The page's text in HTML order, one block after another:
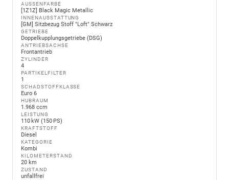
AUSSENFARBE
[1Z1Z] Black Magic Metallic
INNENAUSSTATTUNG
[GM] Sitzbezug Stoff "Loft" Schwarz
GETRIEBE
Doppelkupplungsgetriebe (DSG)
ANTRIEBSACHSE
Frontantrieb
ZYLINDER
4
PARTIKELFILTER
1
SCHADSTOFFKLASSE
Euro 6
HUBRAUM
1.968 ccm
LEISTUNG
110 kW (150 PS)
KRAFTSTOFF
Diesel
KATEGORIE
Kombi
KILOMETERSTAND
20 km
ZUSTAND
unfallfrei